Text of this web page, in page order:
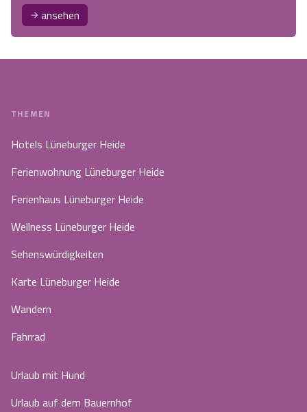
ansehen
THEMEN
Hotels Lüneburger Heide
Ferienwohnung Lüneburger Heide
Ferienhaus Lüneburger Heide
Wellness Lüneburger Heide
Sehenswürdigkeiten
Karte Lüneburger Heide
Wandern
Fahrrad
Urlaub mit Hund
Urlaub auf dem Bauernhof